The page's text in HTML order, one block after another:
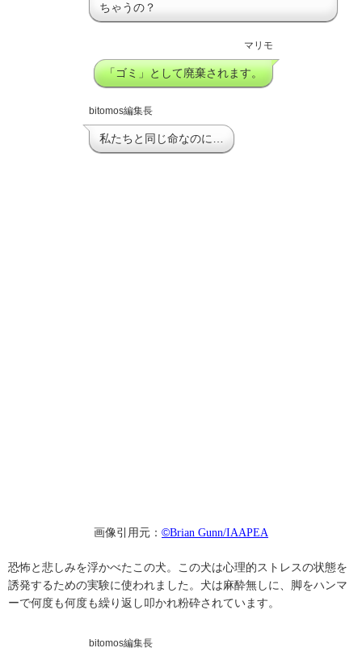
ちゃうの？
マリモ
「ゴミ」として廃棄されます。
bitomos編集長
私たちと同じ命なのに…
画像引用元： ©Brian Gunn/IAAPEA
恐怖と悲しみを浮かべたこの犬。この犬は心理的ストレスの状態を
誘発するための実験に使われました。犬は麻酔無しに、脚をハンマ
ーで何度も何度も繰り返し叩かれ粉砕されています。
bitomos編集長